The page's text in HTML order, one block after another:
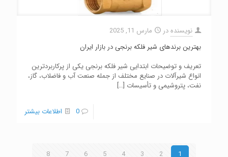
نویسندهدر
مارس 11, 2025
بهترین برندهای شیر فلکه برنجی در بازار ایران
تعریف و توضیحات ابتدایی شیر فلکه برنجی یکی از پرکاربردترین
انواع شیرآلات در صنایع مختلف از جمله صنعت آب و فاضلاب، گاز،
نفت، پتروشیمی و تأسیسات […]
0 اطلاعات بیشتر
1
2
3
4
5
6
7
8